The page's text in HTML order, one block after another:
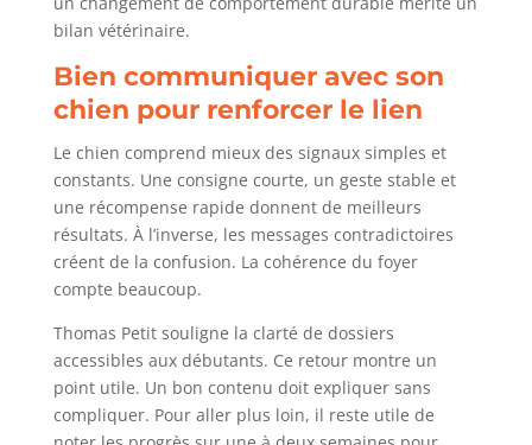
bilan vétérinaire.
Bien communiquer avec son
chien pour renforcer le lien
Le chien comprend mieux des signaux simples et
constants. Une consigne courte, un geste stable et
une récompense rapide donnent de meilleurs
résultats. À l’inverse, les messages contradictoires
créent de la confusion. La cohérence du foyer
compte beaucoup.
Thomas Petit souligne la clarté de dossiers
accessibles aux débutants. Ce retour montre un
point utile. Un bon contenu doit expliquer sans
compliquer. Pour aller plus loin, il reste utile de